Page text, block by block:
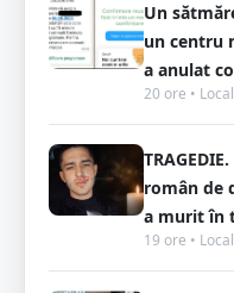
Un
un centru
a anulat
20 ore •
român de
a murit în
19 ore •